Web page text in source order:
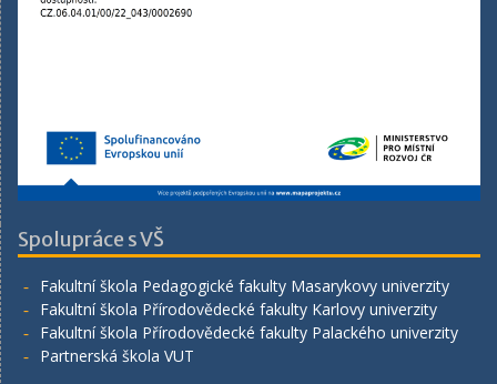
Spolupráce s VŠ
Fakultní škola Pedagogické fakulty Masarykovy univerzity
Fakultní škola Přírodovědecké fakulty Karlovy univerzity
Fakultní škola Přírodovědecké fakulty Palackého univerzity
Partnerská škola VUT